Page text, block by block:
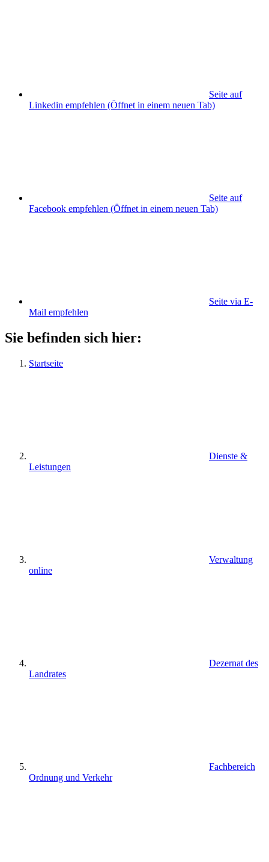
Seite auf
Linkedin empfehlen (Öffnet in einem neuen Tab)
Seite auf
Facebook empfehlen (Öffnet in einem neuen Tab)
Seite via E-
Mail empfehlen
Sie befinden sich hier:
Startseite
Dienste &
Leistungen
Verwaltung
online
Dezernat des
Landrates
Fachbereich
Ordnung und Verkehr